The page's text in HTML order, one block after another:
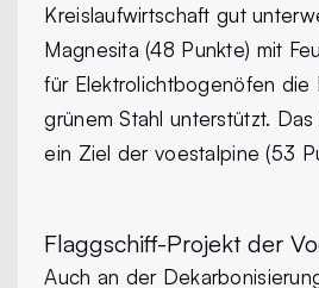
Kreislaufwirtschaft gut
Magnesita (48 Punkte) mit
für Elektrolichtbogenöfen die
grünem Stahl unterstützt.
ein Ziel der voestalpine (53
Flaggschiff-Projekt der
Auch an der